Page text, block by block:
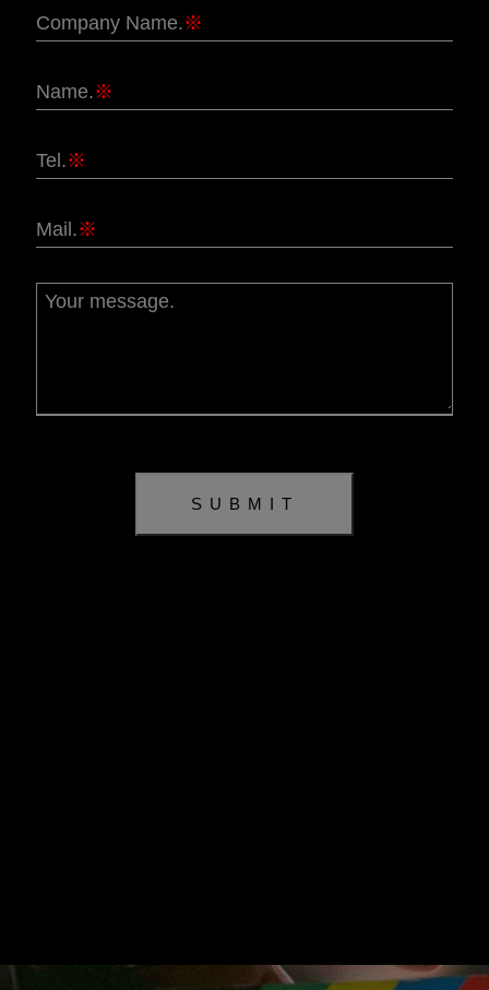
Company Name.※
Name.※
Tel.※
Mail.※
Your message.